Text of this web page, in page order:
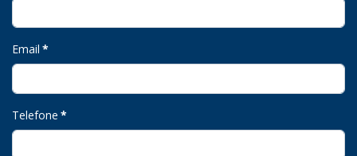
Email *
Telefone *